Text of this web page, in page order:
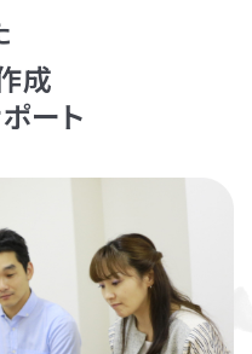
成
ート
テキストに書き込んでいただい
りしながら進めます。
子さまに実践していただき、そ
ていきます。
践していただけるように、
ていきます。